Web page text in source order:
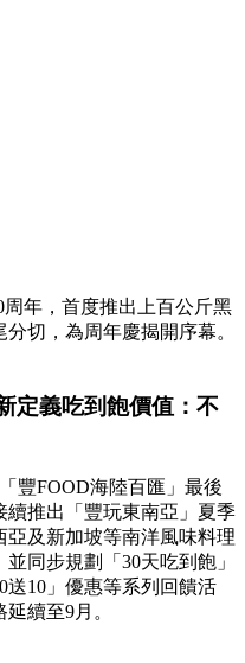
年，首度推出上百公斤黑
切，為周年慶揭開序幕。
定義吃到飽價值：不
豐FOOD海陸百匯」最後
續推出「豐玩東南亞」夏季
及新加坡等南洋風味料理
同步規劃「30天吃到飽」
10」優惠等系列回饋活
續至9月。